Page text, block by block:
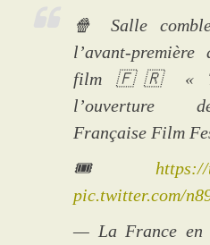
🍿 Salle
l’avant-
film 🇫🇷 «
l’ouverture
Française Film
🎟️
pic.twitter.com/
— La France